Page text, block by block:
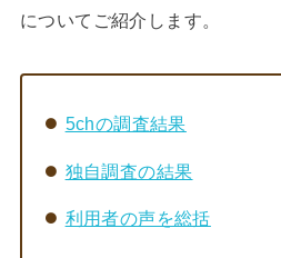
についてご紹介します。
5chの調査結果
独自調査の結果
利用者の声を総括